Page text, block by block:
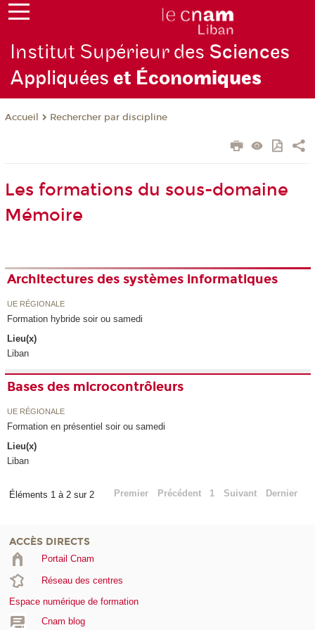
Institut Supérieur des Sciences
Appliquéeset Économiques
Accueil Rechercher par discipline
Les formations du sous-domaine
Mémoire
Architectures des systèmes informatiques
UE RÉGIONALE
Formation hybride soir ou samedi
Lieu(x)
Liban
Bases des microcontrôleurs
UE RÉGIONALE
Formation en présentiel soir ou samedi
Lieu(x)
Liban
Éléments 1 à 2 sur 2 Premier Précédent 1 Suivant Dernier
ACCÈS DIRECTS
Portail Cnam
Réseau des centres
Espace numérique de formation
Cnam blog